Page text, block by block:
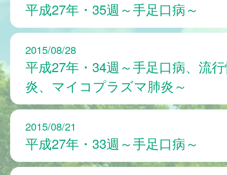
平成27年・35週～手足口病～
2015/08/28
平成27年・34週～手足口病、流
炎、マイコプラズマ肺炎～
2015/08/21
平成27年・33週～手足口病～